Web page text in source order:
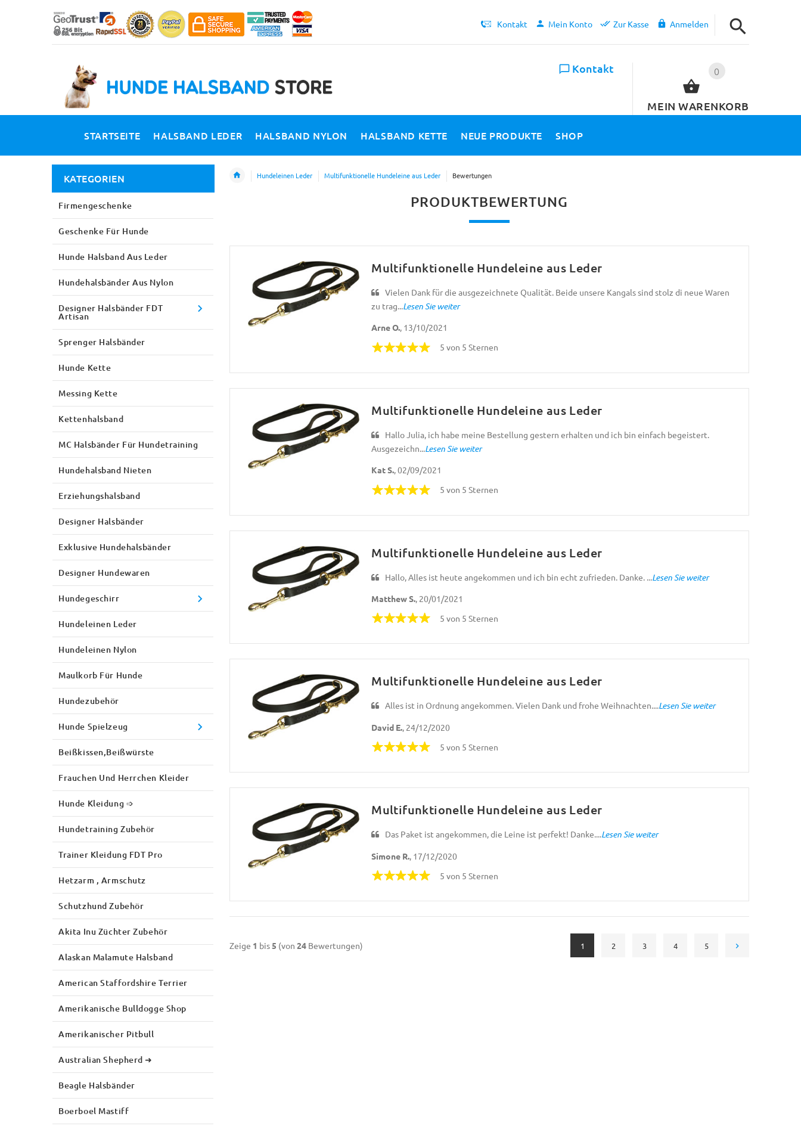
Kontakt Mein Konto Zur Kasse Anmelden
0
MEIN WARENKORB
Kontakt
STARTSEITE HALSBAND LEDER HALSBAND NYLON HALSBAND KETTE NEUE PRODUKTE SHOP
Hundeleinen Leder Multifunktionelle Hundeleine aus Leder Bewertungen
PRODUKTBEWERTUNG
Multifunktionelle Hundeleine aus Leder
Vielen Dank für die ausgezeichnete Qualität. Beide unsere Kangals sind stolz di neue Waren
zu trag...Lesen Sie weiter
Arne O., 13/10/2021
5 von 5 Sternen
Multifunktionelle Hundeleine aus Leder
Hallo Julia, ich habe meine Bestellung gestern erhalten und ich bin einfach begeistert.
Ausgezeichn...Lesen Sie weiter
Kat S., 02/09/2021
5 von 5 Sternen
Multifunktionelle Hundeleine aus Leder
Hallo, Alles ist heute angekommen und ich bin echt zufrieden. Danke. ... Lesen Sie weiter
Matthew S., 20/01/2021
5 von 5 Sternen
Multifunktionelle Hundeleine aus Leder
Alles ist in Ordnung angekommen. Vielen Dank und frohe Weihnachten....Lesen Sie weiter
David E., 24/12/2020
5 von 5 Sternen
Multifunktionelle Hundeleine aus Leder
Das Paket ist angekommen, die Leine ist perfekt! Danke....Lesen Sie weiter
Simone R., 17/12/2020
5 von 5 Sternen
Zeige 1 bis5 (von 24Bewertungen) 1 2 3 4 5
KATEGORIEN
Firmengeschenke
Geschenke Für Hunde
Hunde Halsband Aus Leder
Hundehalsbänder Aus Nylon
Designer Halsbänder FDT
Artisan
Sprenger Halsbänder
Hunde Kette
Messing Kette
Kettenhalsband
MC Halsbänder Für Hundetraining
Hundehalsband Nieten
Erziehungshalsband
Designer Halsbänder
Exklusive Hundehalsbänder
Designer Hundewaren
Hundegeschirr
Hundeleinen Leder
Hundeleinen Nylon
Maulkorb Für Hunde
Hundezubehör
Hunde Spielzeug
Beißkissen,Beißwürste
Frauchen Und Herrchen Kleider
Hunde Kleidung ➩
Hundetraining Zubehör
Trainer Kleidung FDT Pro
Hetzarm , Armschutz
Schutzhund Zubehör
Akita Inu Züchter Zubehör
Alaskan Malamute Halsband
American Staffordshire Terrier
Amerikanische Bulldogge Shop
Amerikanischer Pitbull
Australian Shepherd ➜
Beagle Halsbänder
Boerboel Mastiff